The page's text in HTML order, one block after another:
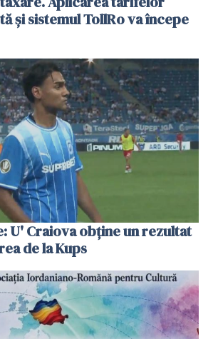
şi sistemul TollRo va începe
U' Craiova obține un rezultat
de la Kups